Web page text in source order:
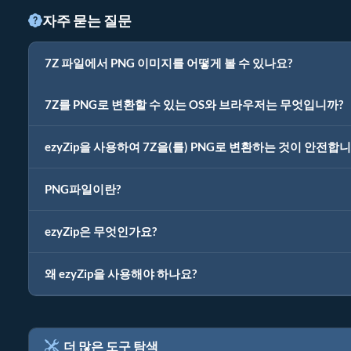
자주 묻는 질문
7Z 파일에서 PNG 이미지를 어떻게 볼 수 있나요?
7Z를 PNG로 변환할 수 있는 OS와 브라우저는 무엇입니까?
ezyZip을 사용하여 7Z을(를) PNG로 변환하는 것이 안전합
PNG파일이란?
ezyZip은 무엇인가요?
왜 ezyZip을 사용해야 하나요?
더 많은 도구 탐색